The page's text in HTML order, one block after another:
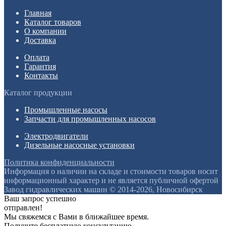
Главная
Каталог товаров
О компании
Доставка
Оплата
Гарантия
Контакты
Каталог продукции
Промышленные насосы
Запчасти для промышленных насосов
Электродвигатели
Дизельные насосные установки
Политика конфиденциальности
Информация о наличии на складе и стоимости товаров носит
информационный характер и не является публичной офертой
Завод гидравлических машин © 2014-2026, Новосибирск
Ваш запрос успешно
отправлен!
Мы свяжемся с Вами в ближайшее время.